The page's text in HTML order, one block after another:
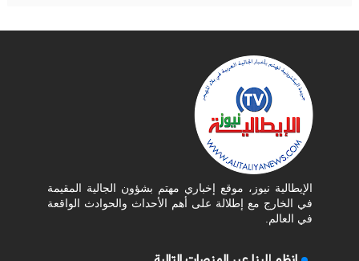
الإيطالية نيوز، موقع إخباري مهتم بشؤون الجالية المقيمة
في الخارج مع إطلالة على أهم الأحداث والحوادث الواقعة
في العالم.